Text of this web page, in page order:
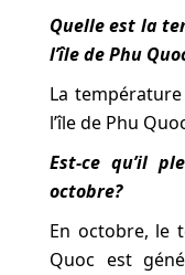
Quelle est la
l’île de Phu
La
l’île de Phu
Est-ce qu’il
octobre?
En octobre, le
Quoc est